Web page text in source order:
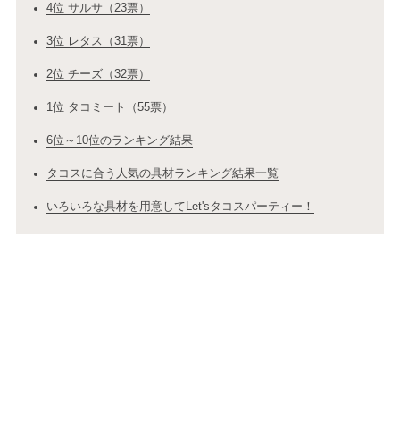
4位 サルサ（23票）
3位 レタス（31票）
2位 チーズ（32票）
1位 タコミート（55票）
6位～10位のランキング結果
タコスに合う人気の具材ランキング結果一覧
いろいろな具材を用意してLet'sタコスパーティー！